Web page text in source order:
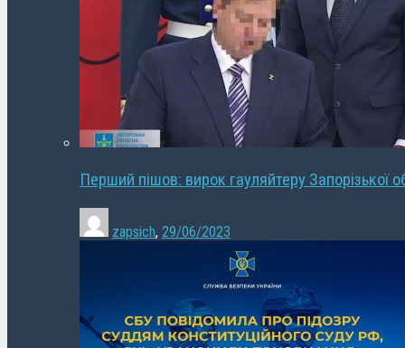
Перший пішов: вирок гауляйтеру Запорізької
zapsich, 29/06/2023